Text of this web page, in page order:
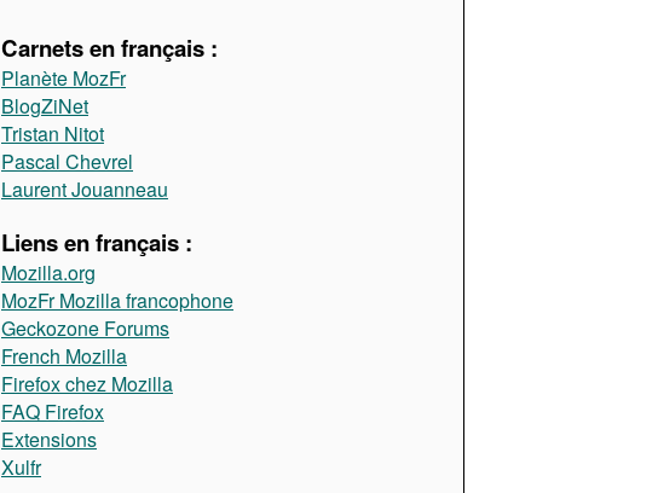
Carnets en français :
Planète MozFr
BlogZiNet
Tristan Nitot
Pascal Chevrel
Laurent Jouanneau
Liens en français :
Mozilla.org
MozFr Mozilla francophone
Geckozone Forums
French Mozilla
Firefox chez Mozilla
FAQ Firefox
Extensions
Xulfr